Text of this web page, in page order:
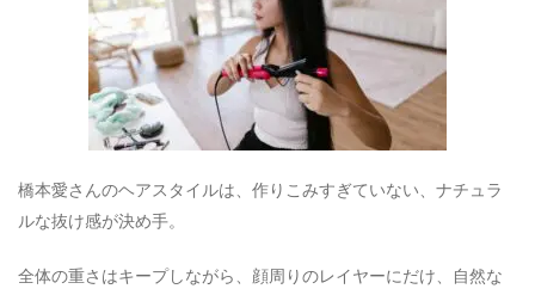
橋本愛さんのヘアスタイルは、作りこみすぎていない、ナチュラ
ルな抜け感が決め手。
全体の重さはキープしながら、顔周りのレイヤーにだけ、自然な